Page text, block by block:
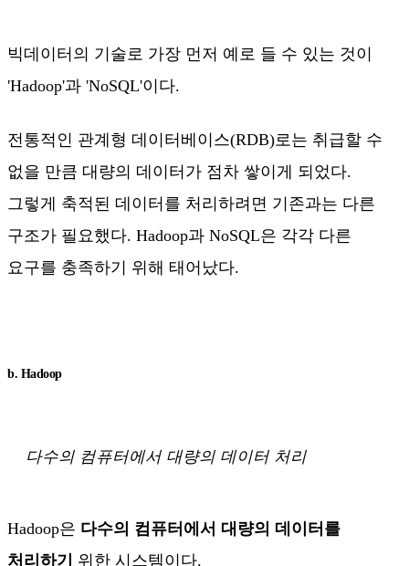
빅데이터의 기술로 가장 먼저 예로 들 수 있는 것이
'Hadoop'과 'NoSQL'이다.
전통적인 관계형 데이터베이스(RDB)로는 취급할 수
없을 만큼 대량의 데이터가 점차 쌓이게 되었다.
그렇게 축적된 데이터를 처리하려면 기존과는 다른
구조가 필요했다. Hadoop과 NoSQL은 각각 다른
요구를 충족하기 위해 태어났다.
b. Hadoop
다수의 컴퓨터에서 대량의 데이터 처리
Hadoop은 다수의 컴퓨터에서 대량의 데이터를
처리하기
위한 시스템이다.